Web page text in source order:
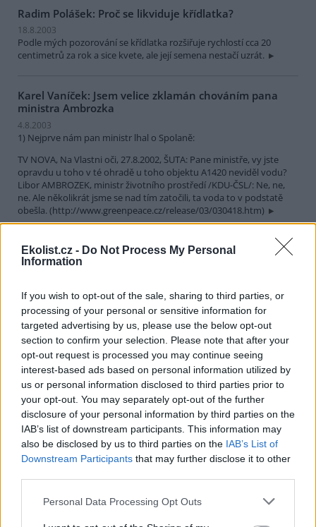
Ekolist.cz - Do Not Process My Personal
Information
If you wish to opt-out of the sale, sharing to third parties, or
processing of your personal or sensitive information for
targeted advertising by us, please use the below opt-out
section to confirm your selection. Please note that after your
opt-out request is processed you may continue seeing
interest-based ads based on personal information utilized by
us or personal information disclosed to third parties prior to
your opt-out. You may separately opt-out of the further
disclosure of your personal information by third parties on the
IAB’s list of downstream participants. This information may
also be disclosed by us to third parties on the IAB’s List of
Downstream Participants that may further disclose it to other
Personal Data Processing Opt Outs
Radim Polášek: Proč se likviduje křídlatka?
18.8.2003
Podle mých pozorování se křídlatka rozšiřuje rychlostí cca 20
centimetrů za rok a sice kvete, ale její semena nestačí uzrát.
Karel Vaníček: Jsem velice zklamán chováním pana
ministra Ambrozka
4.8.2003
1) Nejprve nám pan ministr lhal o Spolaně:
TV NOVA, Na Vlastni oči, 27.8.2002, ŠUTA: Pane ministře, vy jste
opravdu u toho v té ohradě u toho objektu A1420 neviděl vodu?
Libor AMBROZEK, ministr životního prostředí /KDU-ČSL/: Ne, ne,
ne. Ale několikrát jsme se nad tím zatočili, ta voda to v podstatě
obešla. (http://www.greenpeace.cz/release/03/030418.htm)
Pavel Jůza: České dráhy vzdaly boj o cestující
Brnem zavedly České dráhy od počátku června tzv. "relační slevu".
Ta umožňuje cestovat přímými vlaky mezi těmito městy za
příznivých 140,- Kč. Dráhy však boj o cestující znenadání vzdaly:
získání slevy nyní cestujícím velmi znesnadnily, a proto může běžné
pasažéry stát jízdné dvaapůlkrát více než současné ceny.
Ing. Zdeněk Florián: Chyby ve zprávě ČTK o petici proti
těžbě ropy v Kančí oboře
V souvislosti s peticí proto těžbě ropy v Kančí oboře je ve zprávě
ČTK (zprávu naleznete zde )několik chyb, které jste převzali do
infoservisu na internetu:
ing. Vladimír Šafařík: Jak je to vlastně u nás s tím